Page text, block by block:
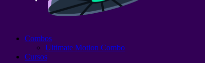
Combos
Ultimate Motion Combo
Cursos